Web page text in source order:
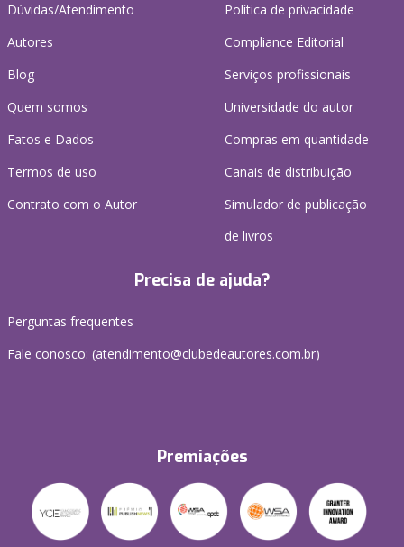
Dúvidas/Atendimento
Autores
Blog
Quem somos
Fatos e Dados
Termos de uso
Contrato com o Autor
Política de privacidade
Compliance Editorial
Serviços profissionais
Universidade do autor
Compras em quantidade
Canais de distribuição
Simulador de publicação
de livros
Precisa de ajuda?
Perguntas frequentes
Fale conosco: (atendimento@clubedeautores.com.br)
Premiações